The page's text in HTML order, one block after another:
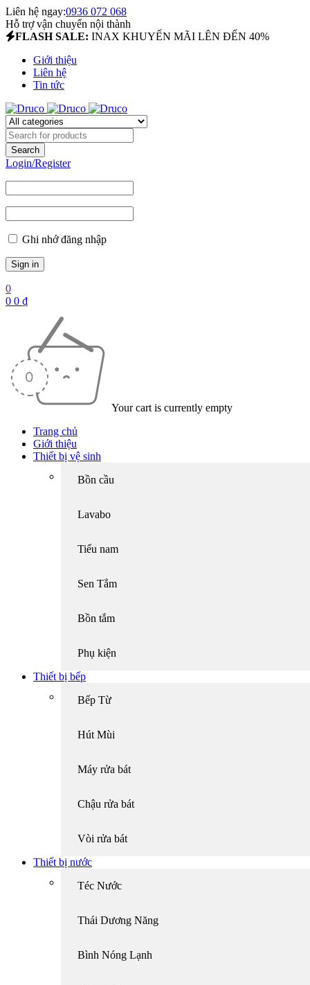
Liên hệ ngay:0936 072 068
Hỗ trợ vận chuyển nội thành
FLASH SALE: INAX KHUYẾN MÃI LÊN ĐẾN 40%
Giới thiệu
Liên hệ
Tin tức
Login/Register
Ghi nhớ đăng nhập
0
0 0 ₫
Your cart is currently empty
Trang chủ
Giới thiệu
Thiết bị vệ sinh
Bồn cầu
Lavabo
Tiểu nam
Sen Tắm
Bồn tắm
Phụ kiện
Thiết bị bếp
Bếp Từ
Hút Mùi
Máy rửa bát
Chậu rửa bát
Vòi rửa bát
Thiết bị nước
Téc Nước
Thái Dương Năng
Bình Nóng Lạnh